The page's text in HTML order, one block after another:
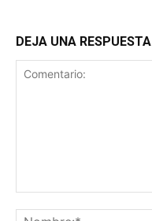
DEJA UNA RESPUESTA